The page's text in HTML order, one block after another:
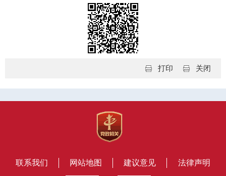
关闭
打印
联系我们 网站地图 建议意见 法律声明